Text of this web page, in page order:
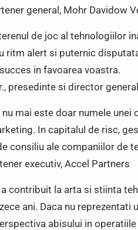
general, Mohr Davidow
de joc al tehnologiilor
ritm alert si puternic
in favoarea voastra.
presedinte si director
mai este doar numele
In capitalul de risc,
consiliu ale companiilor de
executiv, Accel Partners
contribuit la arta si stiinta
ani. Daca nu
abisului in